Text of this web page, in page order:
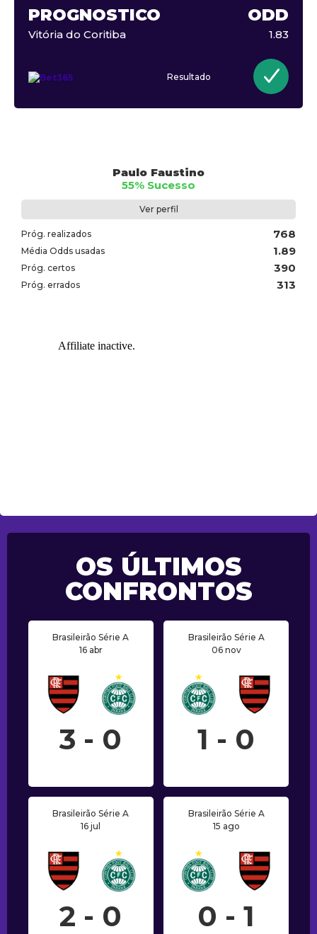
PROGNÓSTICO ODD
Vitória do Coritiba 1.83
Resultado
Paulo Faustino
55% Sucesso
Ver perfil
Próg. realizados 768
Média Odds usadas 1.89
Próg. certos 390
Próg. errados 313
OS ÚLTIMOS
CONFRONTOS
Brasileirão Série A
16 abr
3 - 0
Brasileirão Série A
06 nov
1 - 0
Brasileirão Série A
16 jul
2 - 0
Brasileirão Série A
15 ago
0 - 1